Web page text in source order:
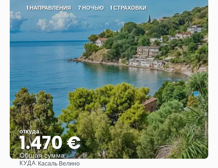
1 НАПРАВЛЕНИЯ 7 НОЧЬЮ 1 СТРАХОВКИ
откуда
1.470 €
Общая сумма
КУДА:Касаль Велино